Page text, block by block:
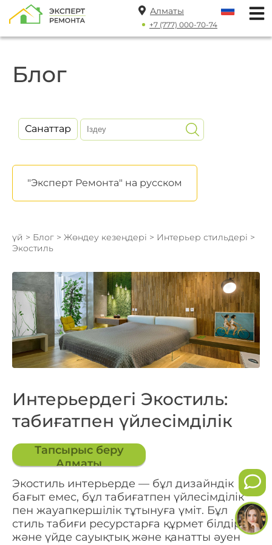
Алматы
+7 (777) 000-70-74
Блог
Санаттар
"Эксперт Ремонта" на русском
үй > Блог > Жөндеу кезеңдері > Интерьер стильдері >
Экостиль
Интерьердегі Экостиль:
табиғатпен үйлесімділік
Тапсырыс беру
Алматы
Экостиль интерьерде — бұл дизайндік
бағыт емес, бұл табиғатпен үйлесімділік
пен жауапкершілік тұтынуға үміт. Бұл
стиль табиғи ресурстарға құрмет білдіреді
және үйде сауықтық және қанатты әуен